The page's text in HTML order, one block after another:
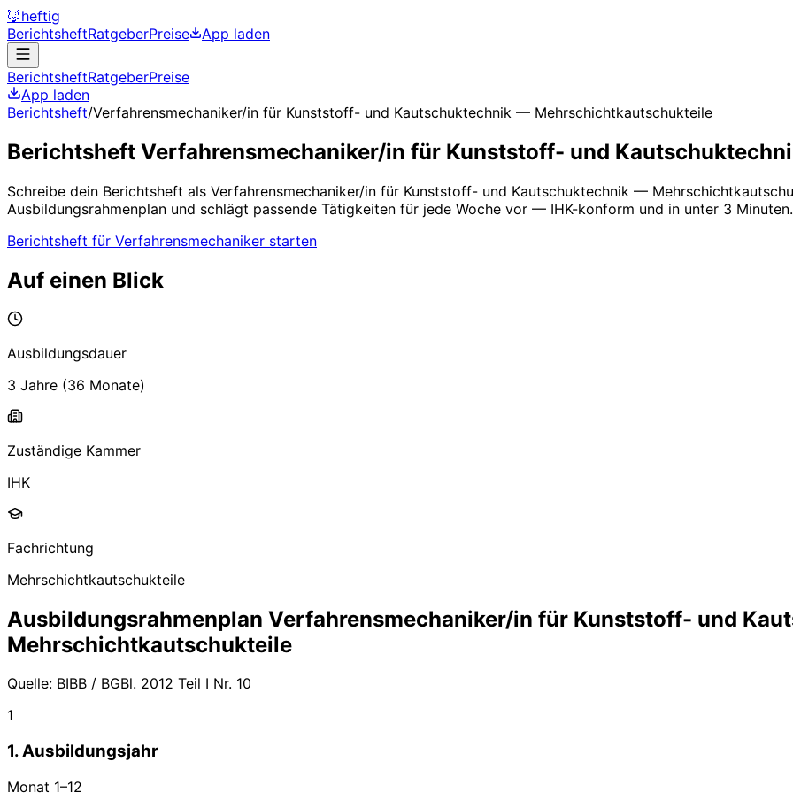
🦊heftig
BerichtsheftRatgeberPreise App laden
BerichtsheftRatgeberPreise
App laden
Berichtsheft/Verfahrensmechaniker/in für Kunststoff- und Kautschuktechnik — Mehrschichtkautschukteile
Berichtsheft Verfahrensmechaniker/in für Kunststoff- und
Schreibe dein Berichtsheft als Verfahrensmechaniker/in für Kunststoff- und Kautschuktechnik —
Ausbildungsrahmenplan und schlägt passende Tätigkeiten für jede Woche vor — IHK-konform und in unter 3 Minuten.
Berichtsheft für Verfahrensmechaniker starten
Auf einen Blick
Ausbildungsdauer
3 Jahre (36 Monate)
Zuständige Kammer
IHK
Fachrichtung
Mehrschichtkautschukteile
Ausbildungsrahmenplan Verfahrensmechaniker/in für Kunststoff- und
Mehrschichtkautschukteile
Quelle: BIBB / BGBl. 2012 Teil I Nr. 10
1
1. Ausbildungsjahr
Monat 1–12